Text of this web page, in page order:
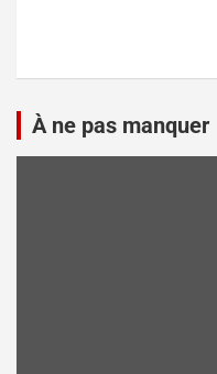
À ne pas manquer